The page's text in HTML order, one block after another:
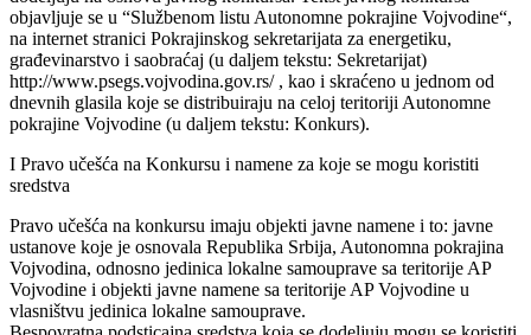
objavljuje se u “Službenom listu Autonomne pokrajine Vojvodine“,
na internet stranici Pokrajinskog sekretarijata za energetiku,
građevinarstvo i saobraćaj (u daljem tekstu: Sekretarijat)
http://www.psegs.vojvodina.gov.rs/ , kao i skraćeno u jednom od
dnevnih glasila koje se distribuiraju na celoj teritoriji Autonomne
pokrajine Vojvodine (u daljem tekstu: Konkurs).
I Pravo učešća na Konkursu i namene za koje se mogu koristiti
sredstva
Pravo učešća na konkursu imaju objekti javne namene i to: javne
ustanove koje je osnovala Republika Srbija, Autonomna pokrajina
Vojvodina, odnosno jedinica lokalne samouprave sa teritorije AP
Vojvodine i objekti javne namene sa teritorije AP Vojvodine u
vlasništvu jedinica lokalne samouprave.